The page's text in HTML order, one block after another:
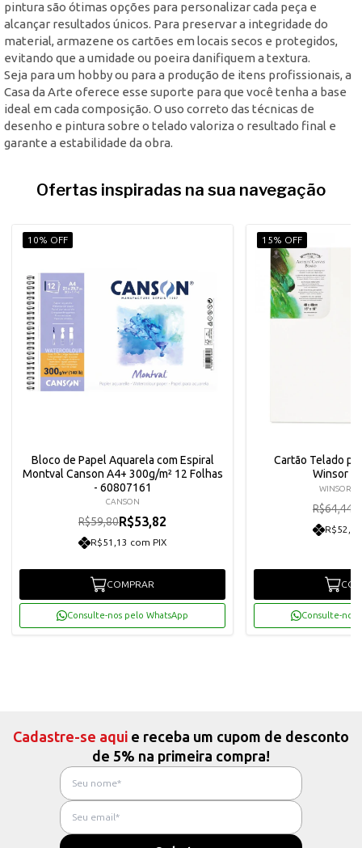
pintura são ótimas opções para personalizar cada peça e
alcançar resultados únicos. Para preservar a integridade do
material, armazene os cartões em locais secos e protegidos,
evitando que a umidade ou poeira danifiquem a textura.
Seja para um hobby ou para a produção de itens profissionais, a
Casa da Arte oferece esse suporte para que você tenha a base
ideal em cada composição. O uso correto das técnicas de
desenho e pintura sobre o telado valoriza o resultado final e
garante a estabilidade da obra.
Ofertas inspiradas na sua navegação
10% OFF
Bloco de Papel Aquarela com Espiral
Montval Canson A4+ 300g/m² 12 Folhas
- 60807161
CANSON
R$59,80R$53,82
R$51,13 com PIX
COMPRAR
Consulte-nos pelo WhatsApp
15% OFF
Cartão Telado
Winsor &
WINSOR &
R$64,44
Consulte-nos
Cadastre-se aqui e receba um cupom de desconto
de 5% na primeira compra!